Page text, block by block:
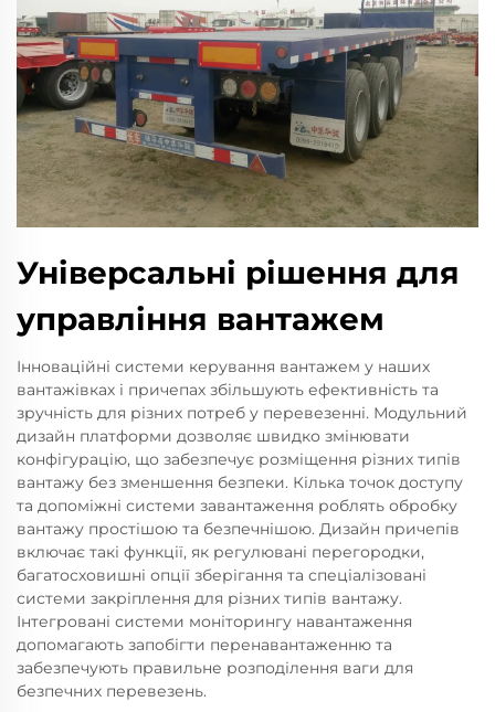
Універсальні рішення для
управління вантажем
Інноваційні системи керування вантажем у наших
вантажівках і причепах збільшують ефективність та
зручність для різних потреб у перевезенні. Модульний
дизайн платформи дозволяє швидко змінювати
конфігурацію, що забезпечує розміщення різних типів
вантажу без зменшення безпеки. Кілька точок доступу
та допоміжні системи завантаження роблять обробку
вантажу простішою та безпечнішою. Дизайн причепів
включає такі функції, як регулювані перегородки,
багатосховишні опції зберігання та спеціалізовані
системи закріплення для різних типів вантажу.
Інтегровані системи моніторингу навантаження
допомагають запобігти перенавантаженню та
забезпечують правильне розподілення ваги для
безпечних перевезень.